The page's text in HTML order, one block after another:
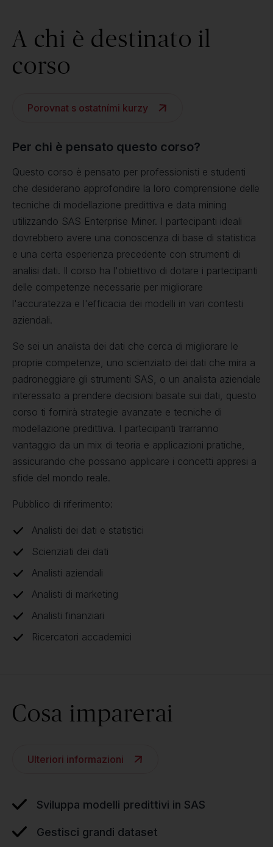
A chi è destinato il
corso
Porovnat s ostatními kurzy
Per chi è pensato questo corso?
Questo corso è pensato per professionisti e studenti
che desiderano approfondire la loro comprensione delle
tecniche di modellazione predittiva e data mining
utilizzando SAS Enterprise Miner. I partecipanti ideali
dovrebbero avere una conoscenza di base di statistica
e una certa esperienza precedente con strumenti di
analisi dati. Il corso ha l'obiettivo di dotare i partecipanti
delle competenze necessarie per migliorare
l'accuratezza e l'efficacia dei modelli in vari contesti
aziendali.
Se sei un analista dei dati che cerca di migliorare le
proprie competenze, uno scienziato dei dati che mira a
padroneggiare gli strumenti SAS, o un analista aziendale
interessato a prendere decisioni basate sui dati, questo
corso ti fornirà strategie avanzate e tecniche di
modellazione predittiva. I partecipanti trarranno
vantaggio da un mix di teoria e applicazioni pratiche,
assicurando che possano applicare i concetti appresi a
sfide del mondo reale.
Pubblico di riferimento:
Analisti dei dati e statistici
Scienziati dei dati
Analisti aziendali
Analisti di marketing
Analisti finanziari
Ricercatori accademici
Cosa imparerai
Ulteriori informazioni
Sviluppa modelli predittivi in SAS
Gestisci grandi dataset